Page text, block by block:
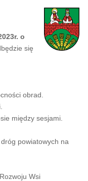
o
się
obrad.
między sesjami.
powiatowych na
Wsi